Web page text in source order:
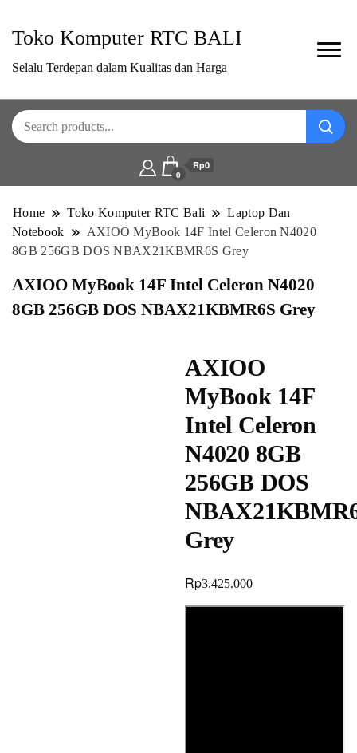
Toko Komputer RTC BALI
Selalu Terdepan dalam Kualitas dan Harga
0
Rp0
Home Toko Komputer RTC Bali
Laptop Dan
Notebook
AXIOO MyBook 14F Intel Celeron N4020
8GB 256GB DOS NBAX21KBMR6S Grey
AXIOO MyBook 14F Intel Celeron N4020
8GB 256GB DOS NBAX21KBMR6S Grey
AXIOO
MyBook 14F
Intel Celeron
N4020 8GB
256GB DOS
Grey
Rp3.425.000